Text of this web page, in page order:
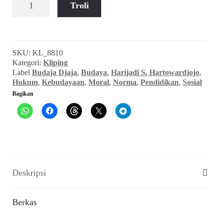
Harijadi
Meninggalkan
Tata-
Krama
(Budaja
Daja_No.
45,
Troli
SKU:KL_8810
Kategori:Kliping
LabelBudaja Djaja,Budaya,Harijadi S. Hartowardjojo,
Hukum,Kebudayaan,Moral,Norma,Pendidikan, Sosial
Bagikan
Deskripsi
Berkas